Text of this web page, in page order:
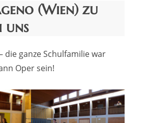
(Wien) zu
uns
die ganze Schulfamilie war
Oper sein!